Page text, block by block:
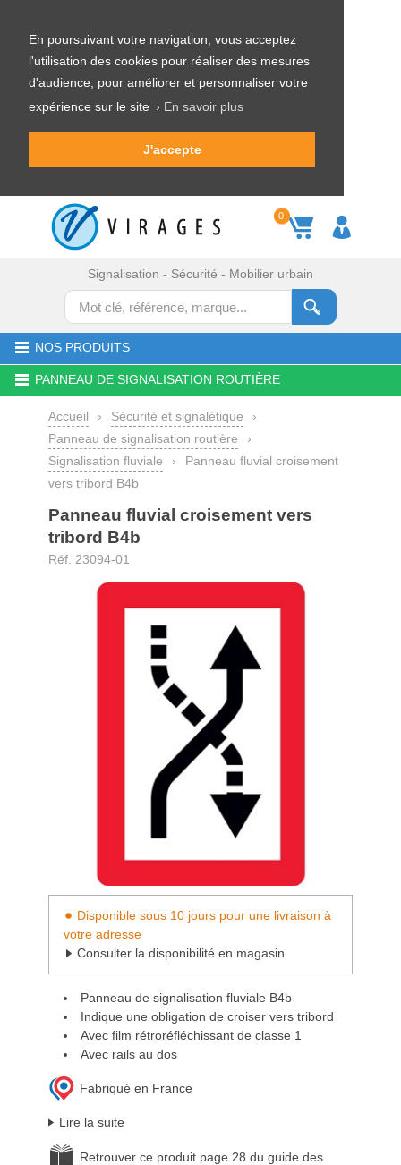
En poursuivant votre navigation, vous acceptez
l'utilisation des cookies pour réaliser des mesures
d'audience, pour améliorer et personnaliser votre
expérience sur le site › En savoir plus
J'accepte
0
Signalisation - Sécurité - Mobilier urbain
NOS PRODUITS
PANNEAU DE SIGNALISATION ROUTIÈRE
Accueil › Sécurité et signalétique
›
Panneau de signalisation routière
›
Signalisation fluviale
›
Panneau fluvial croisement
vers tribord B4b
Panneau fluvial croisement vers
tribord B4b
Réf. 23094-01
Disponible sous 10 jours pour une livraison à
votre adresse
Consulter la disponibilité en magasin
Panneau de signalisation fluviale B4b
Indique une obligation de croiser vers tribord
Avec film rétroréfléchissant de classe 1
Avec rails au dos
Fabriqué en France
Lire la suite
Retrouver ce produit page 28 du guide des